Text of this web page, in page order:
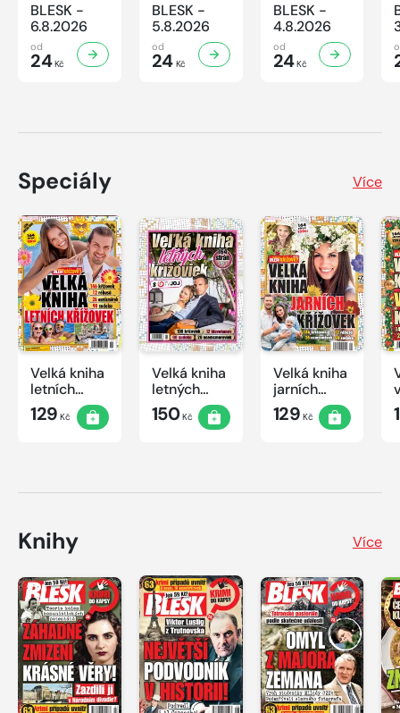
BLESK -
6.8.2026
od
24Kč
BLESK -
5.8.2026
od
24Kč
BLESK -
4.8.2026
od
24Kč
Speciály Více
Velká kniha
letních
křížovek
2026
129 Kč
Velká kniha
letných
krížoviek s
TV JOJ
150Kč
Velká kniha
jarních
křížovek
2026
129 Kč
Knihy Více